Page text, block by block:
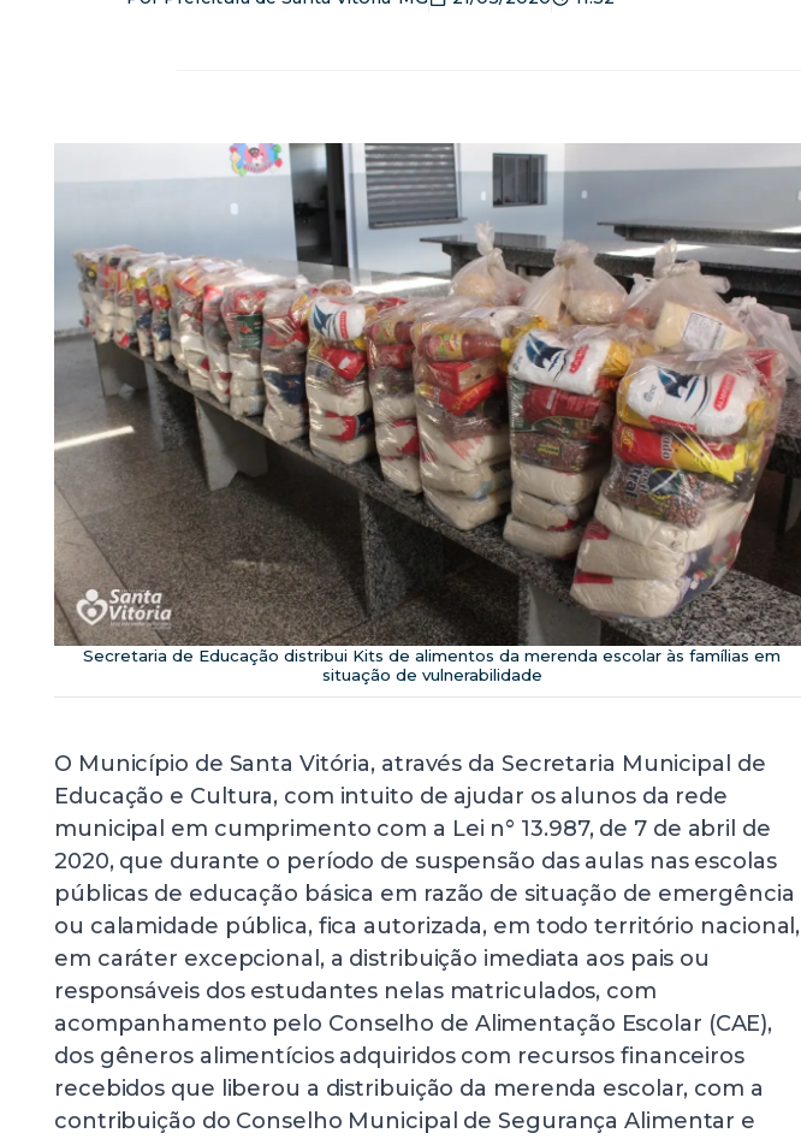
Secretaria de Educação distribui Kits de alimentos da merenda escolar às famílias em
situação de vulnerabilidade
O Município de Santa Vitória, através da Secretaria Municipal de
Educação e Cultura, com intuito de ajudar os alunos da rede
municipal em cumprimento com a Lei n° 13.987, de 7 de abril de
2020, que durante o período de suspensão das aulas nas escolas
públicas de educação básica em razão de situação de emergência
ou calamidade pública, fica autorizada, em todo território nacional,
em caráter excepcional, a distribuição imediata aos pais ou
responsáveis dos estudantes nelas matriculados, com
acompanhamento pelo Conselho de Alimentação Escolar (CAE),
dos gêneros alimentícios adquiridos com recursos financeiros
recebidos que liberou a distribuição da merenda escolar, com a
contribuição do Conselho Municipal de Segurança Alimentar e